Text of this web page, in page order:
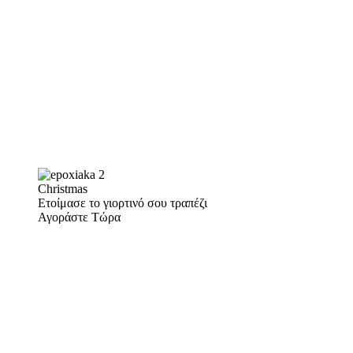
Christmas
Ετοίμασε το γιορτινό σου τραπέζι
Αγοράστε Τώρα